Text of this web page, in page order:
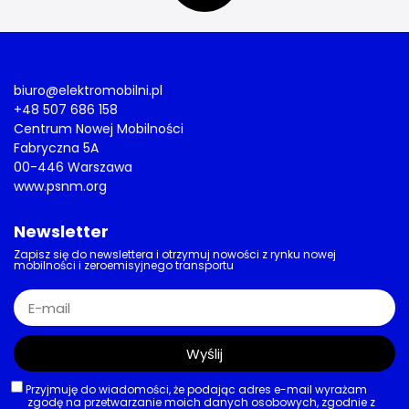
biuro@elektromobilni.pl
+48 507 686 158
Centrum Nowej Mobilności
Fabryczna 5A
00-446 Warszawa
www.psnm.org
Newsletter
Zapisz się do newslettera i otrzymuj nowości z rynku nowej
mobilności i zeroemisyjnego transportu
Przyjmuję do wiadomości, że podając adres e-mail wyrażam
zgodę na przetwarzanie moich danych osobowych, zgodnie z
Wyślij